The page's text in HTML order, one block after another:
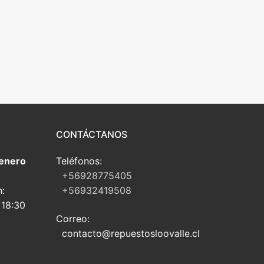
CONTÁCTANOS
Teléfonos:
+56928775405
+56932419508
Correo:
contacto@repuestosloovalle.cl